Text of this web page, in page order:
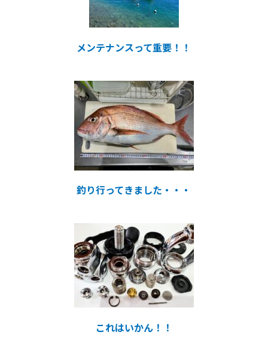
メンテナンスって重要！！
釣り行ってきました・・・
これはいかん！！